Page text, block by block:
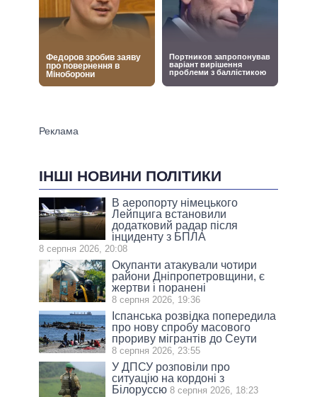
ІНШІ НОВИНИ ПОЛІТИКИ
В аеропорту німецького
Лейпцига встановили
додатковий радар після
інциденту з БПЛА
8 серпня 2026, 20:08
Окупанти атакували чотири
райони Дніпропетровщини, є
жертви і поранені
8 серпня 2026, 19:36
Іспанська розвідка попередила
про нову спробу масового
прориву мігрантів до Сеути
8 серпня 2026, 23:55
У ДПСУ розповіли про
ситуацію на кордоні з
Білоруссю 8 серпня 2026, 18:23